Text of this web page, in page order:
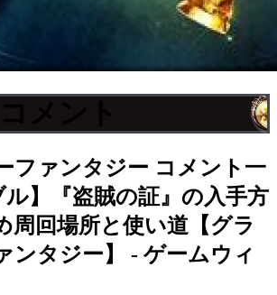
メント
ファンタジー コメント一
ル】『盗賊の証』の入手方
周回場所と使い道【グラ
ンタジー】 - ゲームウィ